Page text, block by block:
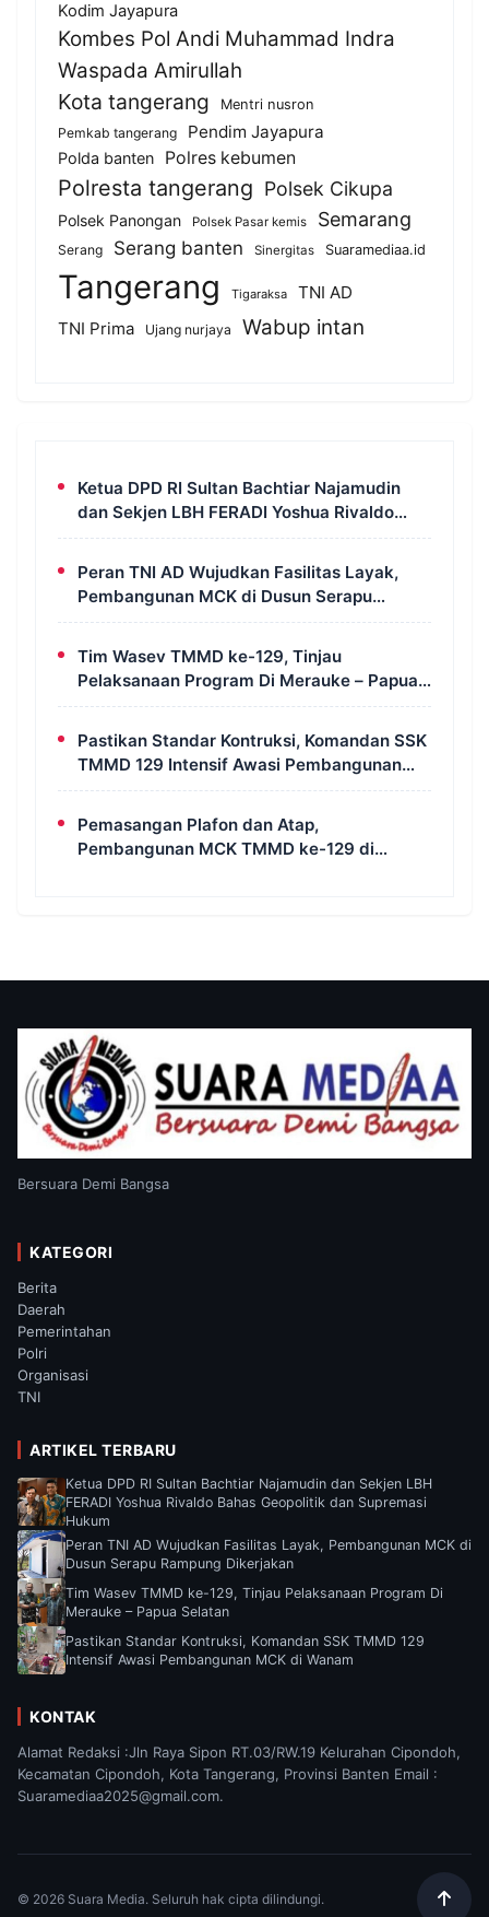
Kodim Jayapura
Kombes Pol Andi Muhammad Indra
Waspada Amirullah
Kota tangerang
Mentri nusron
Pemkab tangerang
Pendim Jayapura
Polda banten Polres kebumen
Polresta tangerang Polsek Cikupa
Polsek Panongan Polsek Pasar kemis Semarang
Serang Serang banten Sinergitas Suaramediaa.id
Tangerang Tigaraksa
TNI AD
TNI Prima
Ujang nurjaya Wabup intan
Ketua DPD RI Sultan Bachtiar Najamudin
dan Sekjen LBH FERADI Yoshua Rivaldo
Bahas Geopolitik dan Supremasi Hukum
Peran TNI AD Wujudkan Fasilitas Layak,
Pembangunan MCK di Dusun Serapu
Rampung Dikerjakan
Tim Wasev TMMD ke-129, Tinjau
Pelaksanaan Program Di Merauke – Papua
Selatan
Pastikan Standar Kontruksi, Komandan SSK
TMMD 129 Intensif Awasi Pembangunan
MCK di Wanam
Pemasangan Plafon dan Atap,
Pembangunan MCK TMMD ke-129 di
Bersuara Demi Bangsa
KATEGORI
Berita
Daerah
Pemerintahan
Polri
Organisasi
TNI
ARTIKEL TERBARU
Ketua DPD RI Sultan Bachtiar Najamudin dan Sekjen LBH
FERADI Yoshua Rivaldo Bahas Geopolitik dan Supremasi
Hukum
Peran TNI AD Wujudkan Fasilitas Layak, Pembangunan MCK di
Dusun Serapu Rampung Dikerjakan
Tim Wasev TMMD ke-129, Tinjau Pelaksanaan Program Di
Merauke – Papua Selatan
Pastikan Standar Kontruksi, Komandan SSK TMMD 129
Intensif Awasi Pembangunan MCK di Wanam
KONTAK
Alamat Redaksi :Jln Raya Sipon RT.03/RW.19 Kelurahan Cipondoh,
Kecamatan Cipondoh, Kota Tangerang, Provinsi Banten Email :
Suaramediaa2025@gmail.com.
© 2026 Suara Media. Seluruh hak cipta dilindungi.